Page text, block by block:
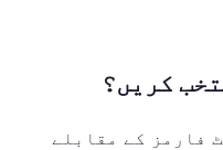
فارمز کے مقابلے